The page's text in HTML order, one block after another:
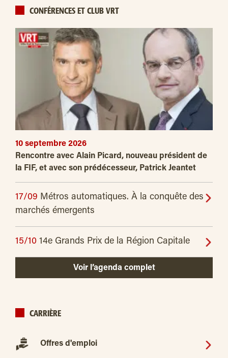
CONFÉRENCES ET CLUB VRT
10 septembre 2026
Rencontre avec Alain Picard, nouveau président de
la FIF, et avec son prédécesseur, Patrick Jeantet
17/09 Métros automatiques. À la conquête des
marchés émergents
15/10 14e Grands Prix de la Région Capitale
Voir l’agenda complet
CARRIÈRE
Offres d'emploi